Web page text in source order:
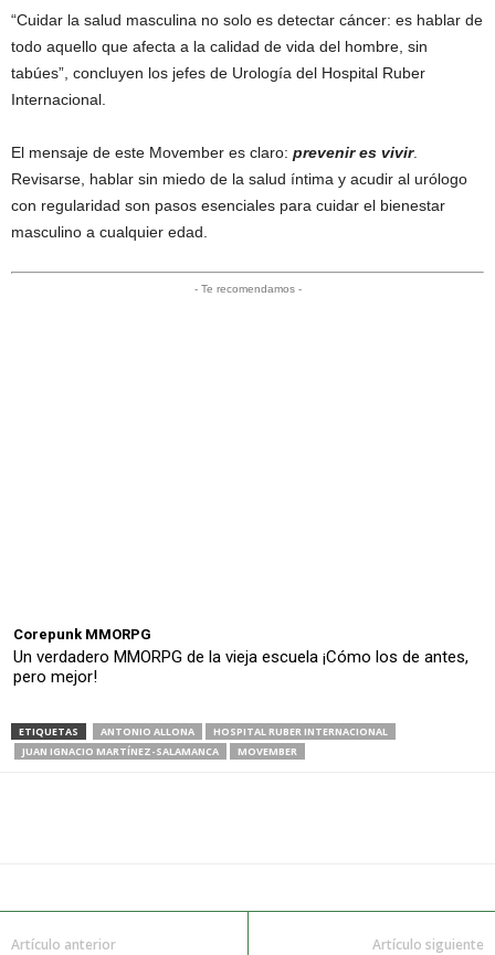
“Cuidar la salud masculina no solo es detectar cáncer: es hablar de
todo aquello que afecta a la calidad de vida del hombre, sin
tabúes”, concluyen los jefes de Urología del Hospital Ruber
Internacional.
El mensaje de este Movember es claro: prevenir es vivir.
Revisarse, hablar sin miedo de la salud íntima y acudir al urólogo
con regularidad son pasos esenciales para cuidar el bienestar
masculino a cualquier edad.
- Te recomendamos -
Corepunk MMORPG
Un verdadero MMORPG de la vieja escuela ¡Cómo los de antes,
pero mejor!
ETIQUETAS ANTONIO ALLONA
HOSPITAL RUBER INTERNACIONAL
JUAN IGNACIO MARTÍNEZ-SALAMANCA
MOVEMBER
Artículo anterior Artículo siguiente